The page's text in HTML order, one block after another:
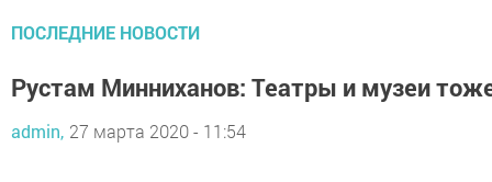
ПОСЛЕДНИЕ НОВОСТИ
Рустам Минниханов: Театры и музеи
admin, 27 марта 2020 - 11:54